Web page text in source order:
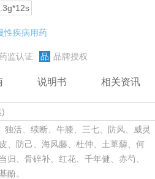
性疾病用药
监认证 品 品牌授权
说明书 相关资讯
)
独活、续断、牛膝、三七、防风、威灵
、防己、海风藤、杜仲、土萆薢、何
归、骨碎补、红花、千年健、赤芍、
酚。